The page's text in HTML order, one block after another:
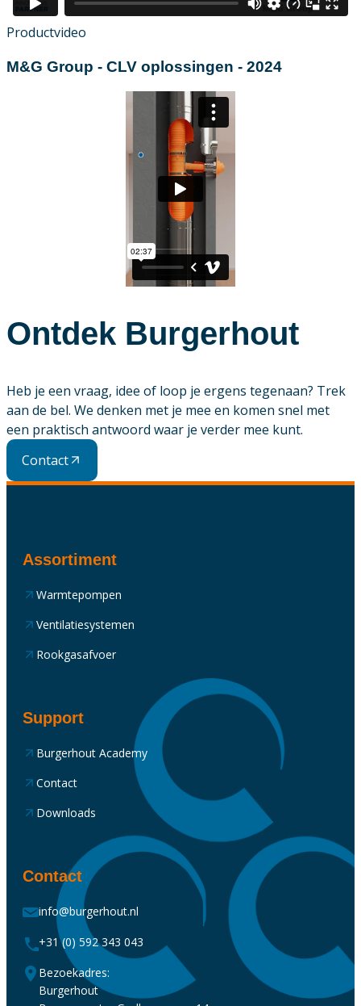
Productvideo
M&G Group - CLV oplossingen - 2024
Ontdek Burgerhout
Heb je een vraag, idee of loop je ergens tegenaan? Trek
aan de bel. We denken met je mee en komen snel met
een praktisch antwoord waar je verder mee kunt.
Contact
Assortiment
Warmtepompen
Ventilatiesystemen
Rookgasafvoer
Support
Burgerhout Academy
Contact
Downloads
Contact
info@burgerhout.nl
+31 (0) 592 343 043
Bezoekadres:
Burgerhout